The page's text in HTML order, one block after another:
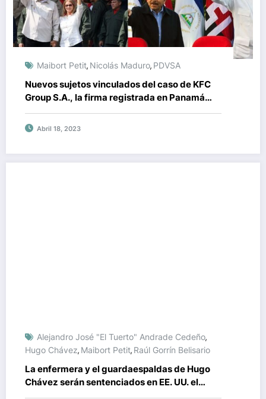
Maibort Petit, Nicolás Maduro, PDVSA
Nuevos sujetos vinculados del caso de KFC
Group S.A., la firma registrada en Panamá
que fue usada por Maduro y Daniel Ortega
para vender petróleo y obtener ingresos en
Abril 18, 2023
Alejandro José "El Tuerto" Andrade Cedeño,
Hugo Chávez, Maibort Petit, Raúl Gorrín Belisario
La enfermera y el guardaespaldas de Hugo
Chávez serán sentenciados en EE. UU. el
próximo lunes 17 de abril